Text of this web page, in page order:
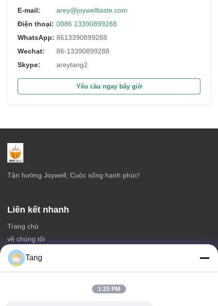
E-mail:
arey@joywelltaste.com
Điện thoại: 0086 13390899288
WhatsApp: 8613390899288
Wechat:
86-13390899288
Skype:
areytang2
Yêu cầu ngay bây giờ
Tận hưởng Joywell, Cuộc sống hạnh phúc!
Liên kết nhanh
Trang chủ
về chúng tôi
các sản phẩm
Liên hệ với chúng tôi
Tang
1:25 PM